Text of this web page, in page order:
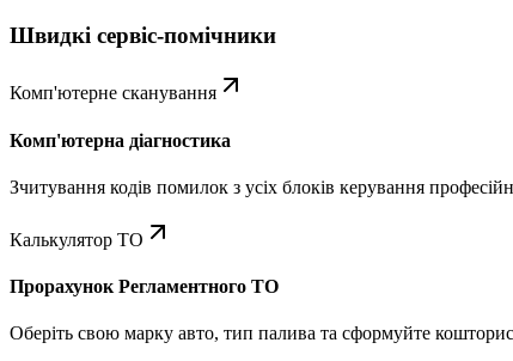
Швидкі сервіс-помічники
Комп'ютерне сканування
Комп'ютерна діагностика
Зчитування кодів помилок з усіх блоків керування
Калькулятор ТО
Прорахунок Регламентного ТО
Оберіть свою марку авто, тип палива та сформуйте кошторис